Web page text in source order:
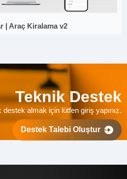
| Araç Kiralama v2
Teknik Destek
destek almak için lütfen giriş yapınız.
Destek Talebi Oluştur